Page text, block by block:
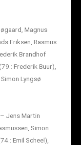
Magnus
Eriksen, Rasmus
Brandhof
Frederik Buur),
Lyngsø
Jens Martin
Simon
Emil Scheel),